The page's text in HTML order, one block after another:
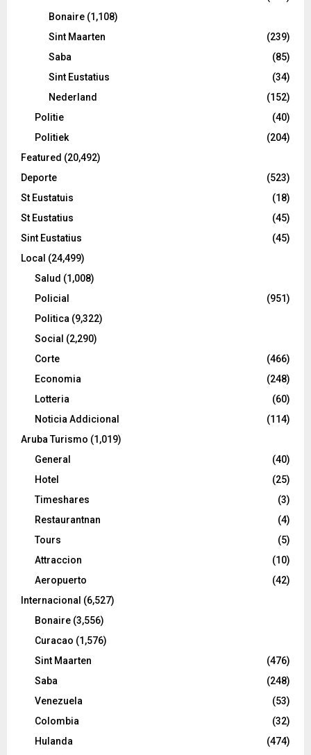
Bonaire (1,108)
Sint Maarten
(239)
Saba
(85)
Sint Eustatius
(34)
Nederland
(152)
Politie
(40)
Politiek
(204)
Featured (20,492)
Deporte
(523)
St Eustatuis
(18)
St Eustatius
(45)
Sint Eustatius
(45)
Local (24,499)
Salud (1,008)
Policial
(951)
Politica (9,322)
Social (2,290)
Corte
(466)
Economia
(248)
Lotteria
(60)
Noticia Addicional
(114)
Aruba Turismo (1,019)
General
(40)
Hotel
(25)
Timeshares
(3)
Restaurantnan
(4)
Tours
(5)
Attraccion
(10)
Aeropuerto
(42)
Internacional (6,527)
Bonaire (3,556)
Curacao (1,576)
Sint Maarten
(476)
Saba
(248)
Venezuela
(53)
Colombia
(32)
Hulanda
(474)